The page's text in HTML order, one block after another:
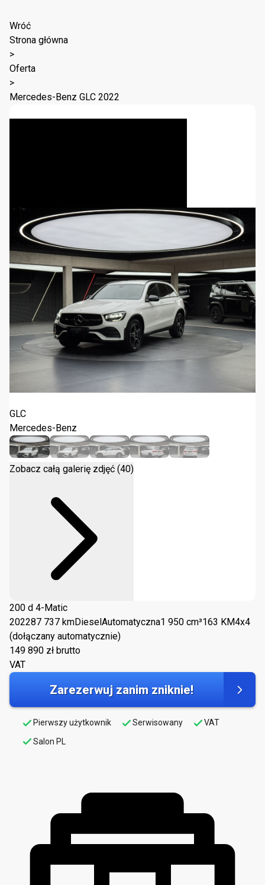
Wróć
Strona główna
>
Oferta
>
Mercedes-Benz GLC 2022
Mercedes-Benz GLC 200 d 4-Matic 2022
GLC
Mercedes-Benz
Zobacz całą galerię zdjęć (40)
200 d 4-Matic
202287 737 kmDiesel Automatyczna1 950 cm³163 KM4x4
(dołączany automatycznie)
149 890 zł brutto
VAT
Zarezerwuj zanim zniknie!
Pierwszy użytkownik Serwisowany
VAT
Salon PL